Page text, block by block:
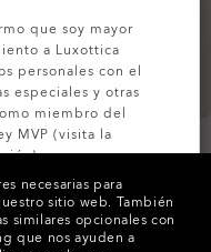
Insulated Pant
necesarias para
sitio web. También
similares opcionales con
que nos ayuden a
que soy mayor
a Luxottica
personales con el
especiales y otras
miembro del
MVP (visita la